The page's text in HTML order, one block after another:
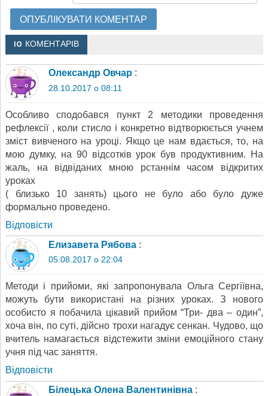
10 КОМЕНТАРІВ
Олександр Овчар :
28.10.2017 о 08:11
Особливо сподобався пункт 2 методики проведення
рефлексії , коли стисло і конкретно відтворюється учнем
зміст вивченого на уроці. Якщо це нам вдається, то, на
мою думку, на 90 відсотків урок був продуктивним. На
жаль, на відвіданих мною рстаннім часом відкритих
уроках
( близько 10 занять) цього не було або було дуже
формально проведено.
Відповіcти
Елизавета Рябова :
05.08.2017 о 22:04
Методи і прийоми, які запропонувала Ольга Сергіївна,
можуть бути використані на різних уроках. З нового
особисто я побачила цікавий прийом “Три- два – один”,
хоча він, по суті, дійсно трохи нагадує сенкан. Чудово, що
вчитель намагається відстежити зміни емоційного стану
учня під час заняття.
Відповіcти
Білецька Олена Валентинівна :